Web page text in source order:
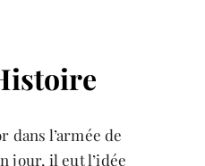
l’armée de
jour, il eut l’idée